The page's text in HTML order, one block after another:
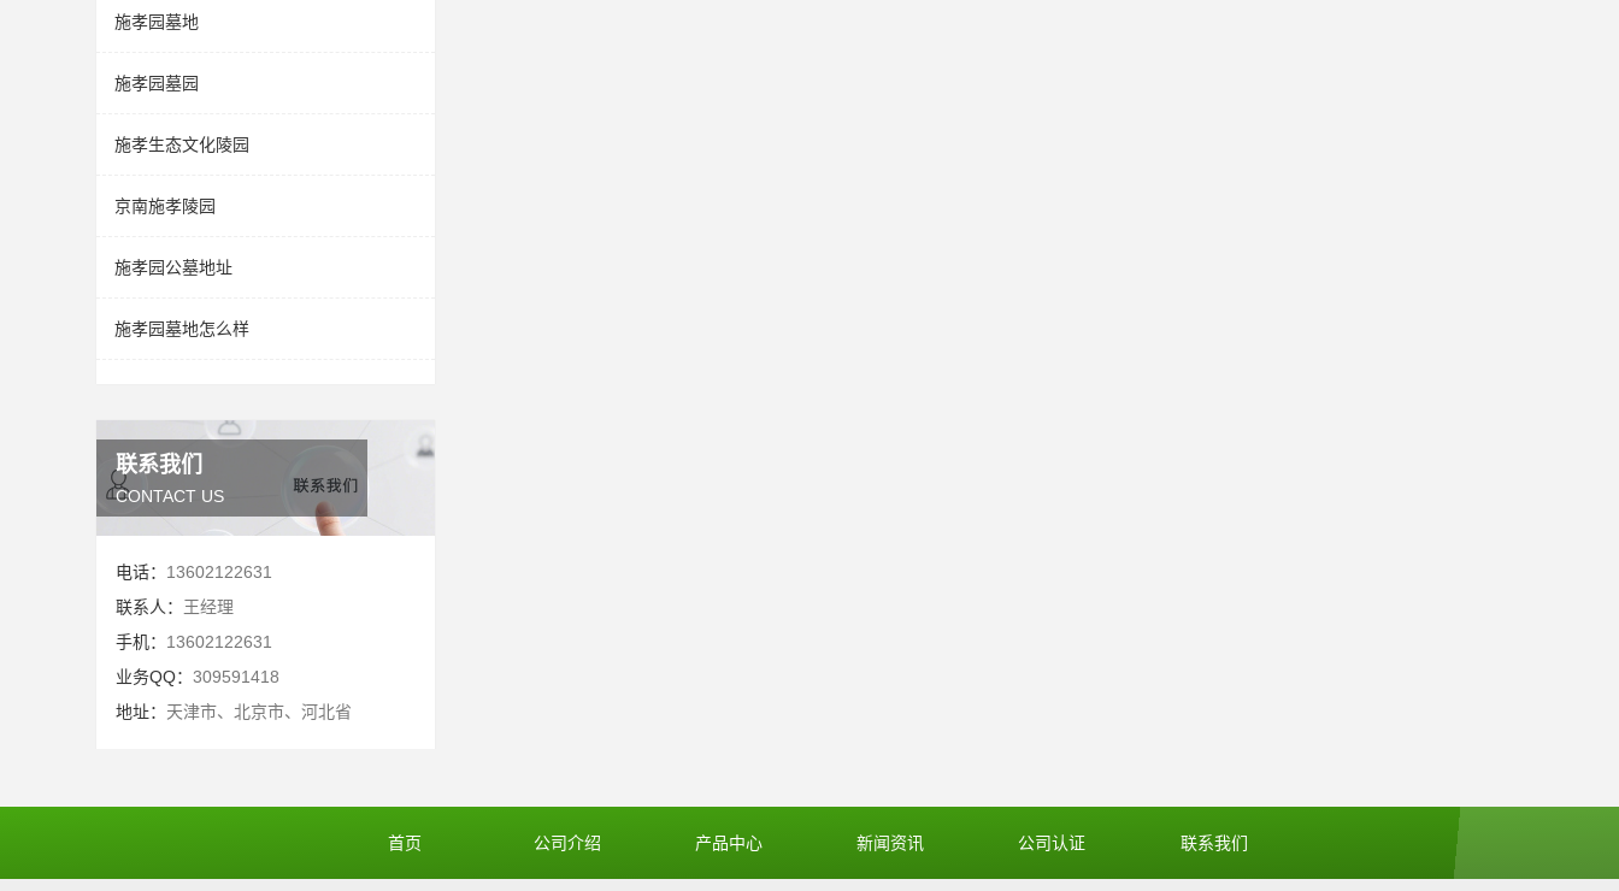
施孝园墓地
施孝园墓园
施孝生态文化陵园
京南施孝陵园
施孝园公墓地址
施孝园墓地怎么样
联系我们
CONTACT US
电话： 13602122631
联系人： 王经理
手机： 13602122631
业务QQ： 309591418
地址： 天津市、北京市、河北省
首页 公司介绍 产品中心 新闻资讯 公司认证 联系我们